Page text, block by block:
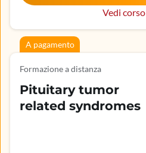
Vedi corso
A pagamento
Formazione a distanza
Pituitary tumor
related syndromes